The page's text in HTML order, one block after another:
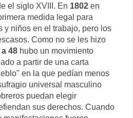
el siglo XVIII. En 1802 en
medida legal para
y niños en el trabajo, pero los
Como no se les hizo
a 48 hubo un movimiento
a partir de una carta
en la que pedían menos
universal masculino
puedan elegir
sus derechos. Cuando